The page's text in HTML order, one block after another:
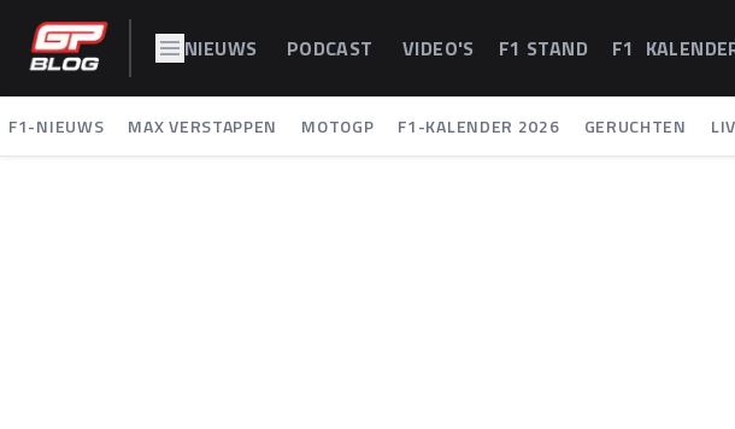
NIEUWS PODCAST VIDEO'S F1 STAND F1
F1-NIEUWS MAX VERSTAPPEN MOTOGP F1-KALENDER 2026 GERUCHTEN